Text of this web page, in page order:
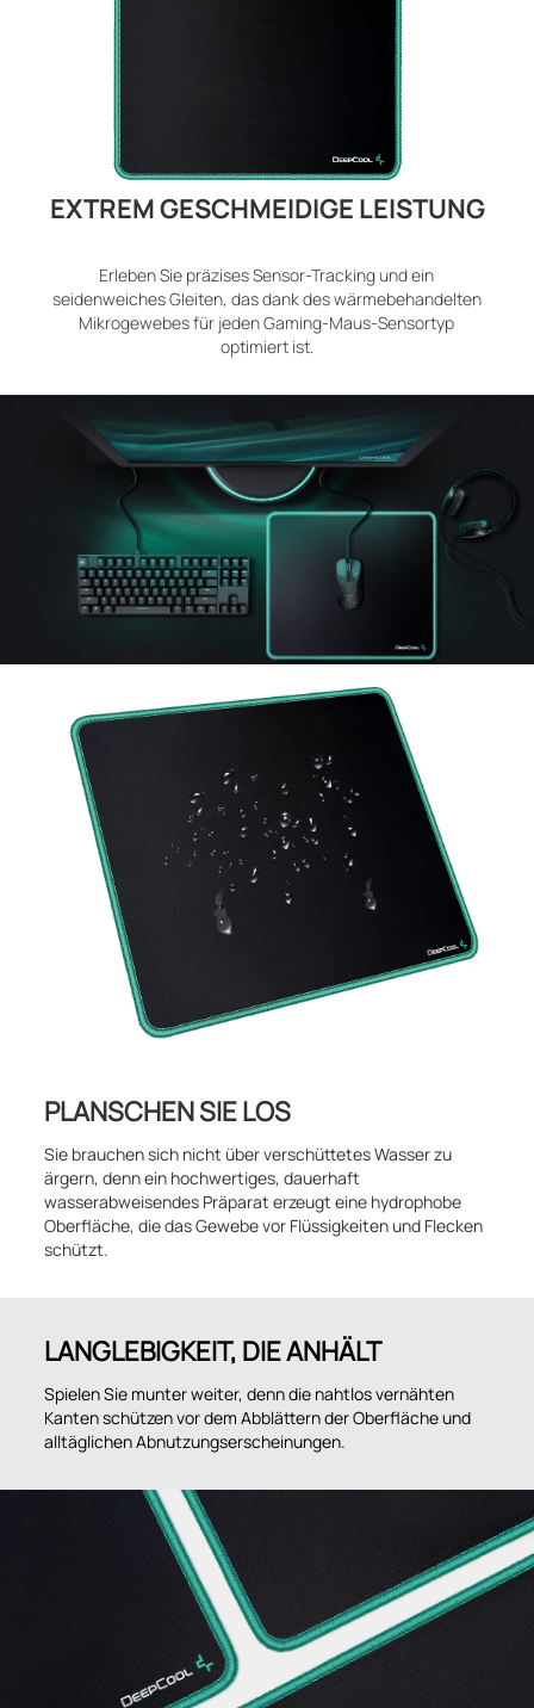
EXTREM GESCHMEIDIGE LEISTUNG
Erleben Sie präzises Sensor-Tracking und ein
seidenweiches Gleiten, das dank des wärmebehandelten
Mikrogewebes für jeden Gaming-Maus-Sensortyp
optimiert ist.
PLANSCHEN SIE LOS
Sie brauchen sich nicht über verschüttetes Wasser zu
ärgern, denn ein hochwertiges, dauerhaft
wasserabweisendes Präparat erzeugt eine hydrophobe
Oberfläche, die das Gewebe vor Flüssigkeiten und Flecken
schützt.
LANGLEBIGKEIT, DIE ANHÄLT
Spielen Sie munter weiter, denn die nahtlos vernähten
Kanten schützen vor dem Abblättern der Oberfläche und
alltäglichen Abnutzungserscheinungen.